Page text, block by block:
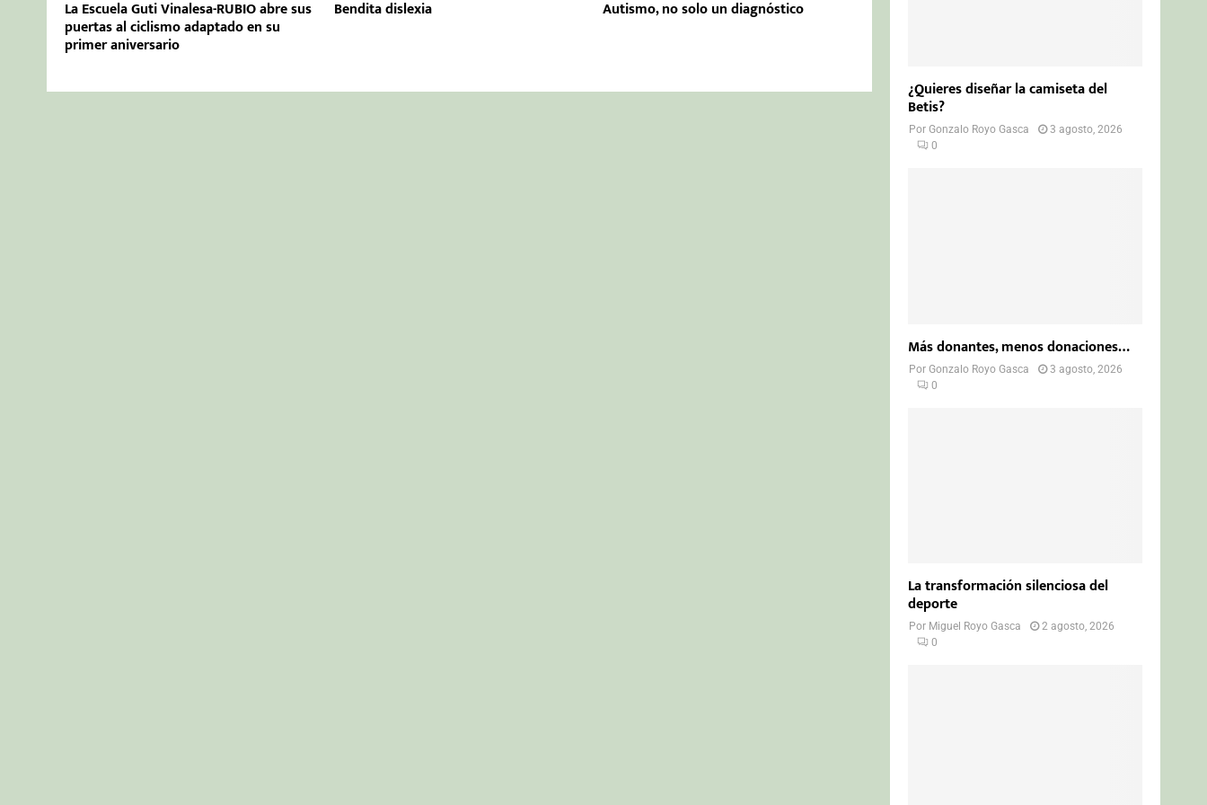
La Escuela Guti Vinalesa-RUBIO abre sus
puertas al ciclismo adaptado en su
primer aniversario
Bendita dislexia Autismo, no solo un diagnóstico
¿Quieres diseñar la camiseta del
Betis?
PorGonzalo Royo Gasca
3 agosto, 2026
0
Más donantes, menos donaciones…
PorGonzalo Royo Gasca
3 agosto, 2026
0
La transformación silenciosa del
deporte
Por Miguel Royo Gasca
2 agosto, 2026
0